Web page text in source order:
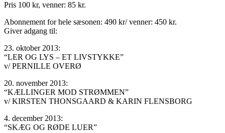
Pris 100 kr, venner: 85 kr.
Abonnement for hele sæsonen: 490 kr/ venner: 450 kr.
Giver adgang til:
23. oktober 2013:
“LER OG LYS – ET LIVSTYKKE”
v/ PERNILLE OVERØ
20. november 2013:
“KÆLLINGER MOD STRØMMEN”
v/ KIRSTEN THONSGAARD & KARIN FLENSBORG
4. december 2013:
“SKÆG OG RØDE LUER”